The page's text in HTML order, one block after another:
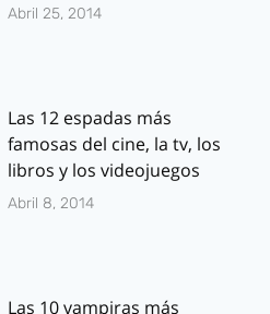
Abril 25, 2014
Las 12 espadas más
famosas del cine, la tv, los
libros y los videojuegos
Abril 8, 2014
Las 10 vampiras más